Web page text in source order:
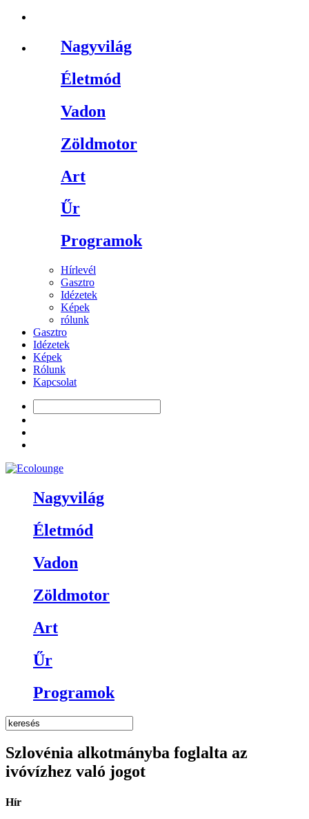
Nagyvilág
Életmód
Vadon
Zöldmotor
Art
Űr
Programok
Hírlevél
Gasztro
Idézetek
Képek
rólunk
Gasztro
Idézetek
Képek
Rólunk
Kapcsolat
Nagyvilág
Életmód
Vadon
Zöldmotor
Art
Űr
Programok
Szlovénia alkotmányba foglalta az
ivóvízhez való jogot
Hír